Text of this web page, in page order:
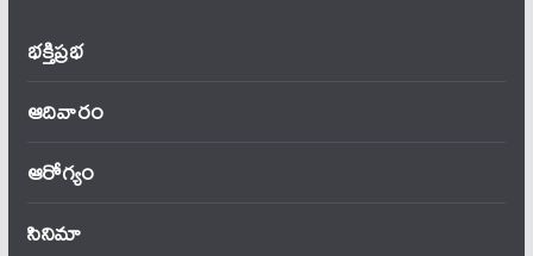
భక్తిప్రభ
ఆదివారం
ఆరోగ్యం
సినిమా